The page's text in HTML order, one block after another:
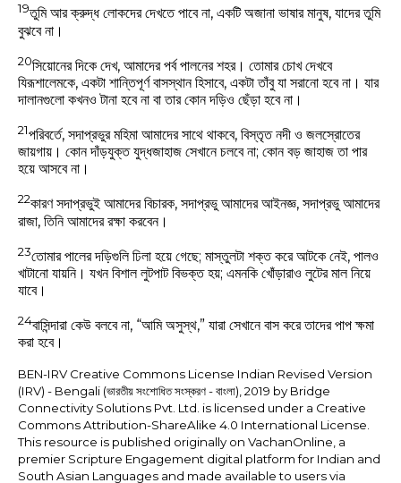
19তুমি আর ক্রুদ্ধ লোকদের দেখতে পাবে না, একটি অজানা ভাষার মানুষ, যাদের তুমি
বুঝবে না।
20সিয়োনের দিকে দেখ, আমাদের পর্ব পালনের শহর। তোমার চোখ দেখবে
যিরূশালেমকে, একটা শান্তিপূর্ণ বাসস্থান হিসাবে, একটা তাঁবু যা সরানো হবে না। যার
দালানগুলো কখনও টানা হবে না বা তার কোন দড়িও ছেঁড়া হবে না।
21পরিবর্তে, সদাপ্রভুর মহিমা আমাদের সাথে থাকবে, বিস্তৃত নদী ও জলস্রোতের
জায়গায়। কোন দাঁড়যুক্ত যুদ্ধজাহাজ সেখানে চলবে না; কোন বড় জাহাজ তা পার
হয়ে আসবে না।
22কারণ সদাপ্রভুই আমাদের বিচারক, সদাপ্রভু আমাদের আইনজ্ঞ, সদাপ্রভু আমাদের
রাজা, তিনি আমাদের রক্ষা করবেন।
23তোমার পালের দড়িগুলি ঢিলা হয়ে গেছে; মাস্তুলটা শক্ত করে আটকে নেই, পালও
খাটানো যায়নি। যখন বিশাল লুটপাট বিভক্ত হয়; এমনকি খোঁড়ারাও লুটের মাল নিয়ে
যাবে।
24বাসিন্দারা কেউ বলবে না, “আমি অসুস্থ,” যারা সেখানে বাস করে তাদের পাপ ক্ষমা
করা হবে।
BEN-IRV Creative Commons License Indian Revised Version
(IRV) - Bengali (ভারতীয় সংশোধিত সংস্করণ - বাংলা), 2019 by Bridge
Connectivity Solutions Pvt. Ltd. is licensed under a Creative
Commons Attribution-ShareAlike 4.0 International License.
This resource is published originally on VachanOnline, a
premier Scripture Engagement digital platform for Indian and
South Asian Languages and made available to users via